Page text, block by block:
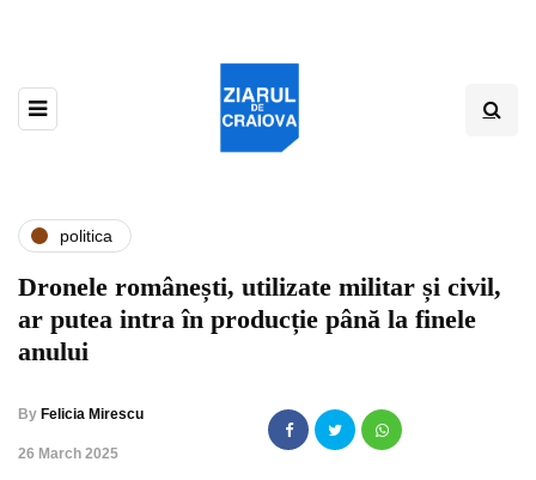
politica
Dronele românești, utilizate militar și civil,
ar putea intra în producție până la finele
anului
By Felicia Mirescu
,26 March 2025